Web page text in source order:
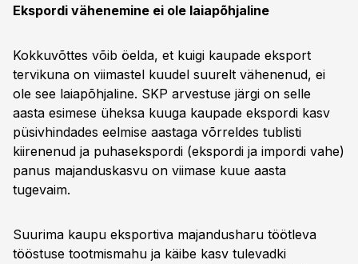
Ekspordi vähenemine ei ole laiapõhjaline
Kokkuvõttes võib öelda, et kuigi kaupade eksport
tervikuna on viimastel kuudel suurelt vähenenud, ei
ole see laiapõhjaline. SKP arvestuse järgi on selle
aasta esimese üheksa kuuga kaupade ekspordi kasv
püsivhindades eelmise aastaga võrreldes tublisti
kiirenenud ja puhasekspordi (ekspordi ja impordi vahe)
panus majanduskasvu on viimase kuue aasta
tugevaim.
Suurima kaupu eksportiva majandusharu töötleva
tööstuse tootmismahu ja käibe kasv tulevadki